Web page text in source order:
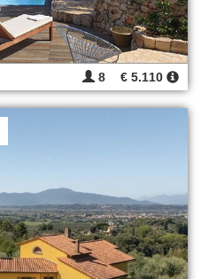
8 € 5.110